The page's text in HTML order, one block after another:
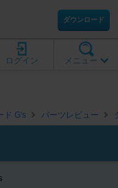
ダウンロード
メニュー
ログイン
ド G's パーツレビュー